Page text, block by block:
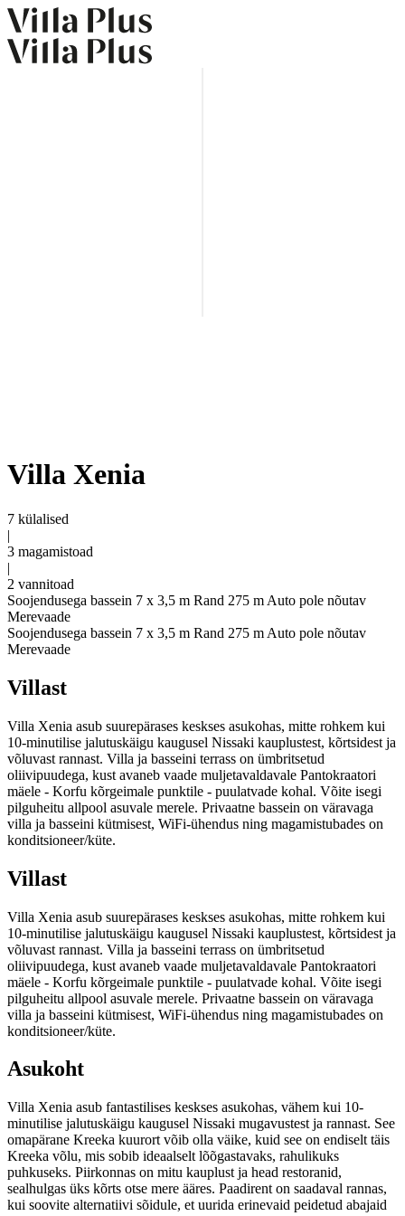
Villa Xenia
7 külalised
|
3 magamistoad
|
2 vannitoad
Soojendusega bassein 7 x 3,5 m Rand 275 m Auto pole nõutav
Merevaade
Soojendusega bassein 7 x 3,5 m Rand 275 m Auto pole nõutav
Merevaade
Villast
Villa Xenia asub suurepärases keskses asukohas, mitte rohkem kui
10-minutilise jalutuskäigu kaugusel Nissaki kauplustest, kõrtsidest ja
võluvast rannast. Villa ja basseini terrass on ümbritsetud
oliivipuudega, kust avaneb vaade muljetavaldavale Pantokraatori
mäele - Korfu kõrgeimale punktile - puulatvade kohal. Võite isegi
pilguheitu allpool asuvale merele. Privaatne bassein on väravaga
villa ja basseini kütmisest, WiFi-ühendus ning magamistubades on
konditsioneer/küte.
Villast
Villa Xenia asub suurepärases keskses asukohas, mitte rohkem kui
10-minutilise jalutuskäigu kaugusel Nissaki kauplustest, kõrtsidest ja
võluvast rannast. Villa ja basseini terrass on ümbritsetud
oliivipuudega, kust avaneb vaade muljetavaldavale Pantokraatori
mäele - Korfu kõrgeimale punktile - puulatvade kohal. Võite isegi
pilguheitu allpool asuvale merele. Privaatne bassein on väravaga
villa ja basseini kütmisest, WiFi-ühendus ning magamistubades on
konditsioneer/küte.
Asukoht
Villa Xenia asub fantastilises keskses asukohas, vähem kui 10-
minutilise jalutuskäigu kaugusel Nissaki mugavustest ja rannast. See
omapärane Kreeka kuurort võib olla väike, kuid see on endiselt täis
Kreeka võlu, mis sobib ideaalselt lõõgastavaks, rahulikuks
puhkuseks. Piirkonnas on mitu kauplust ja head restoranid,
sealhulgas üks kõrts otse mere ääres. Paadirent on saadaval rannas,
kui soovite alternatiivi sõidule, et uurida erinevaid peidetud abajaid